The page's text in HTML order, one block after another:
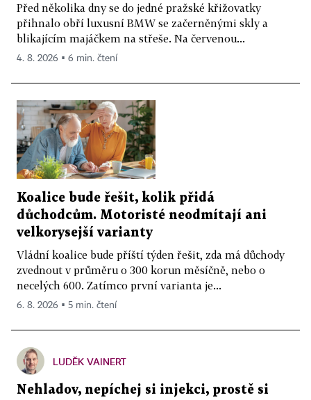
Před několika dny se do jedné pražské křižovatky
přihnalo obří luxusní BMW se začerněnými skly a
blikajícím majáčkem na střeše. Na červenou...
4. 8. 2026 ▪ 6 min. čtení
Koalice bude řešit, kolik přidá
důchodcům. Motoristé neodmítají ani
velkorysejší varianty
Vládní koalice bude příští týden řešit, zda má důchody
zvednout v průměru o 300 korun měsíčně, nebo o
necelých 600. Zatímco první varianta je...
6. 8. 2026 ▪ 5 min. čtení
LUDĚK VAINERT
Nehladov, nepíchej si injekci, prostě si